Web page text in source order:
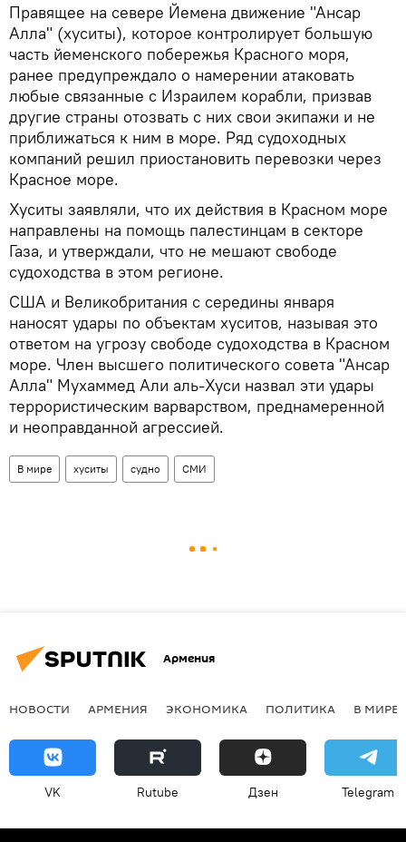
Правящее на севере Йемена движение "Ансар
Алла" (хуситы), которое контролирует большую
часть йеменского побережья Красного моря,
ранее предупреждало о намерении атаковать
любые связанные с Израилем корабли, призвав
другие страны отозвать с них свои экипажи и не
приближаться к ним в море. Ряд судоходных
компаний решил приостановить перевозки через
Красное море.
Хуситы заявляли, что их действия в Красном море
направлены на помощь палестинцам в секторе
Газа, и утверждали, что не мешают свободе
судоходства в этом регионе.
США и Великобритания с середины января
наносят удары по объектам хуситов, называя это
ответом на угрозу свободе судоходства в Красном
море. Член высшего политического совета "Ансар
Алла" Мухаммед Али аль-Хуси назвал эти удары
террористическим варварством, преднамеренной
и неоправданной агрессией.
В мире хуситы судно СМИ
Армения
НОВОСТИ АРМЕНИЯ ЭКОНОМИКА ПОЛИТИКА В МИРЕ
VK Rutube Дзен Telegram